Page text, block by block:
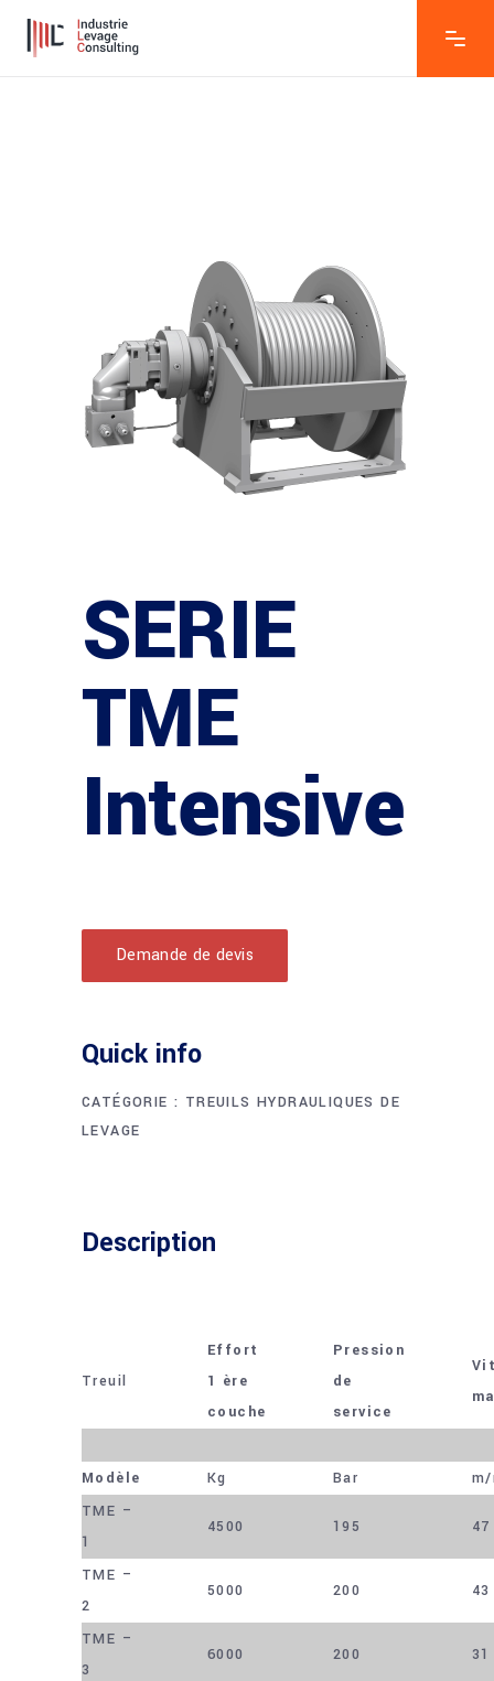
SERIE
TME
Intensive
Demande de devis
Quick info
CATÉGORIE : TREUILS HYDRAULIQUES DE
LEVAGE
Description
Treuil
Effort
1 ère
couche
Pression
de
service
Modèle Kg Bar
TME –
1
4500 195 47
TME –
2
5000 200 43
TME –
3
6000 200 31